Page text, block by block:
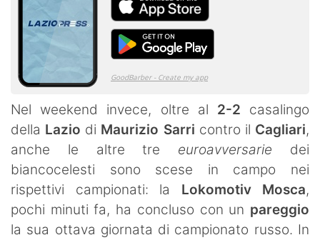
Nel weekend invece, oltre al 2-2 casalingo
della Lazio di Maurizio Sarri contro il Cagliari,
anche le altre tre euroavversarie dei
biancocelesti sono scese in campo nei
rispettivi campionati: la Lokomotiv Mosca,
pochi minuti fa, ha concluso con un pareggio
la sua ottava giornata di campionato russo. In